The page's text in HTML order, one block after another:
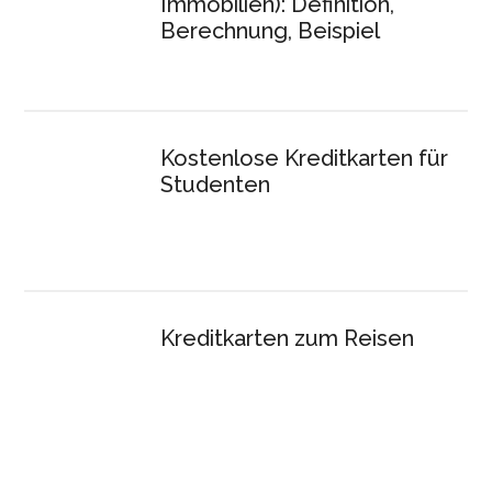
Berechnung, Beispiel
Kostenlose Kreditkarten für
Studenten
Kreditkarten zum Reisen